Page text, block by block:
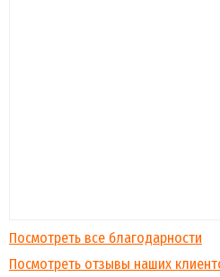
Посмотреть все благодарности
Посмотреть отзывы наших